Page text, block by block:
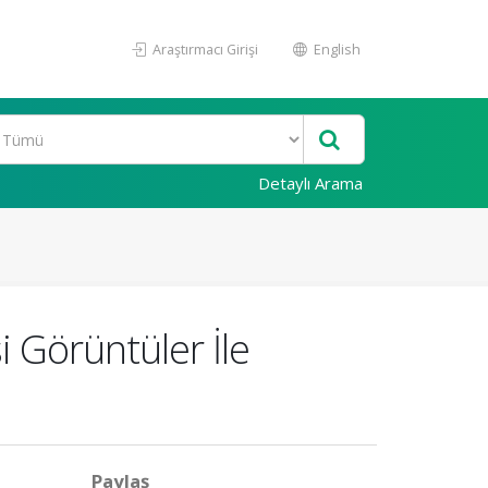
Araştırmacı Girişi English
Detaylı Arama
Görüntüler İle
Paylaş